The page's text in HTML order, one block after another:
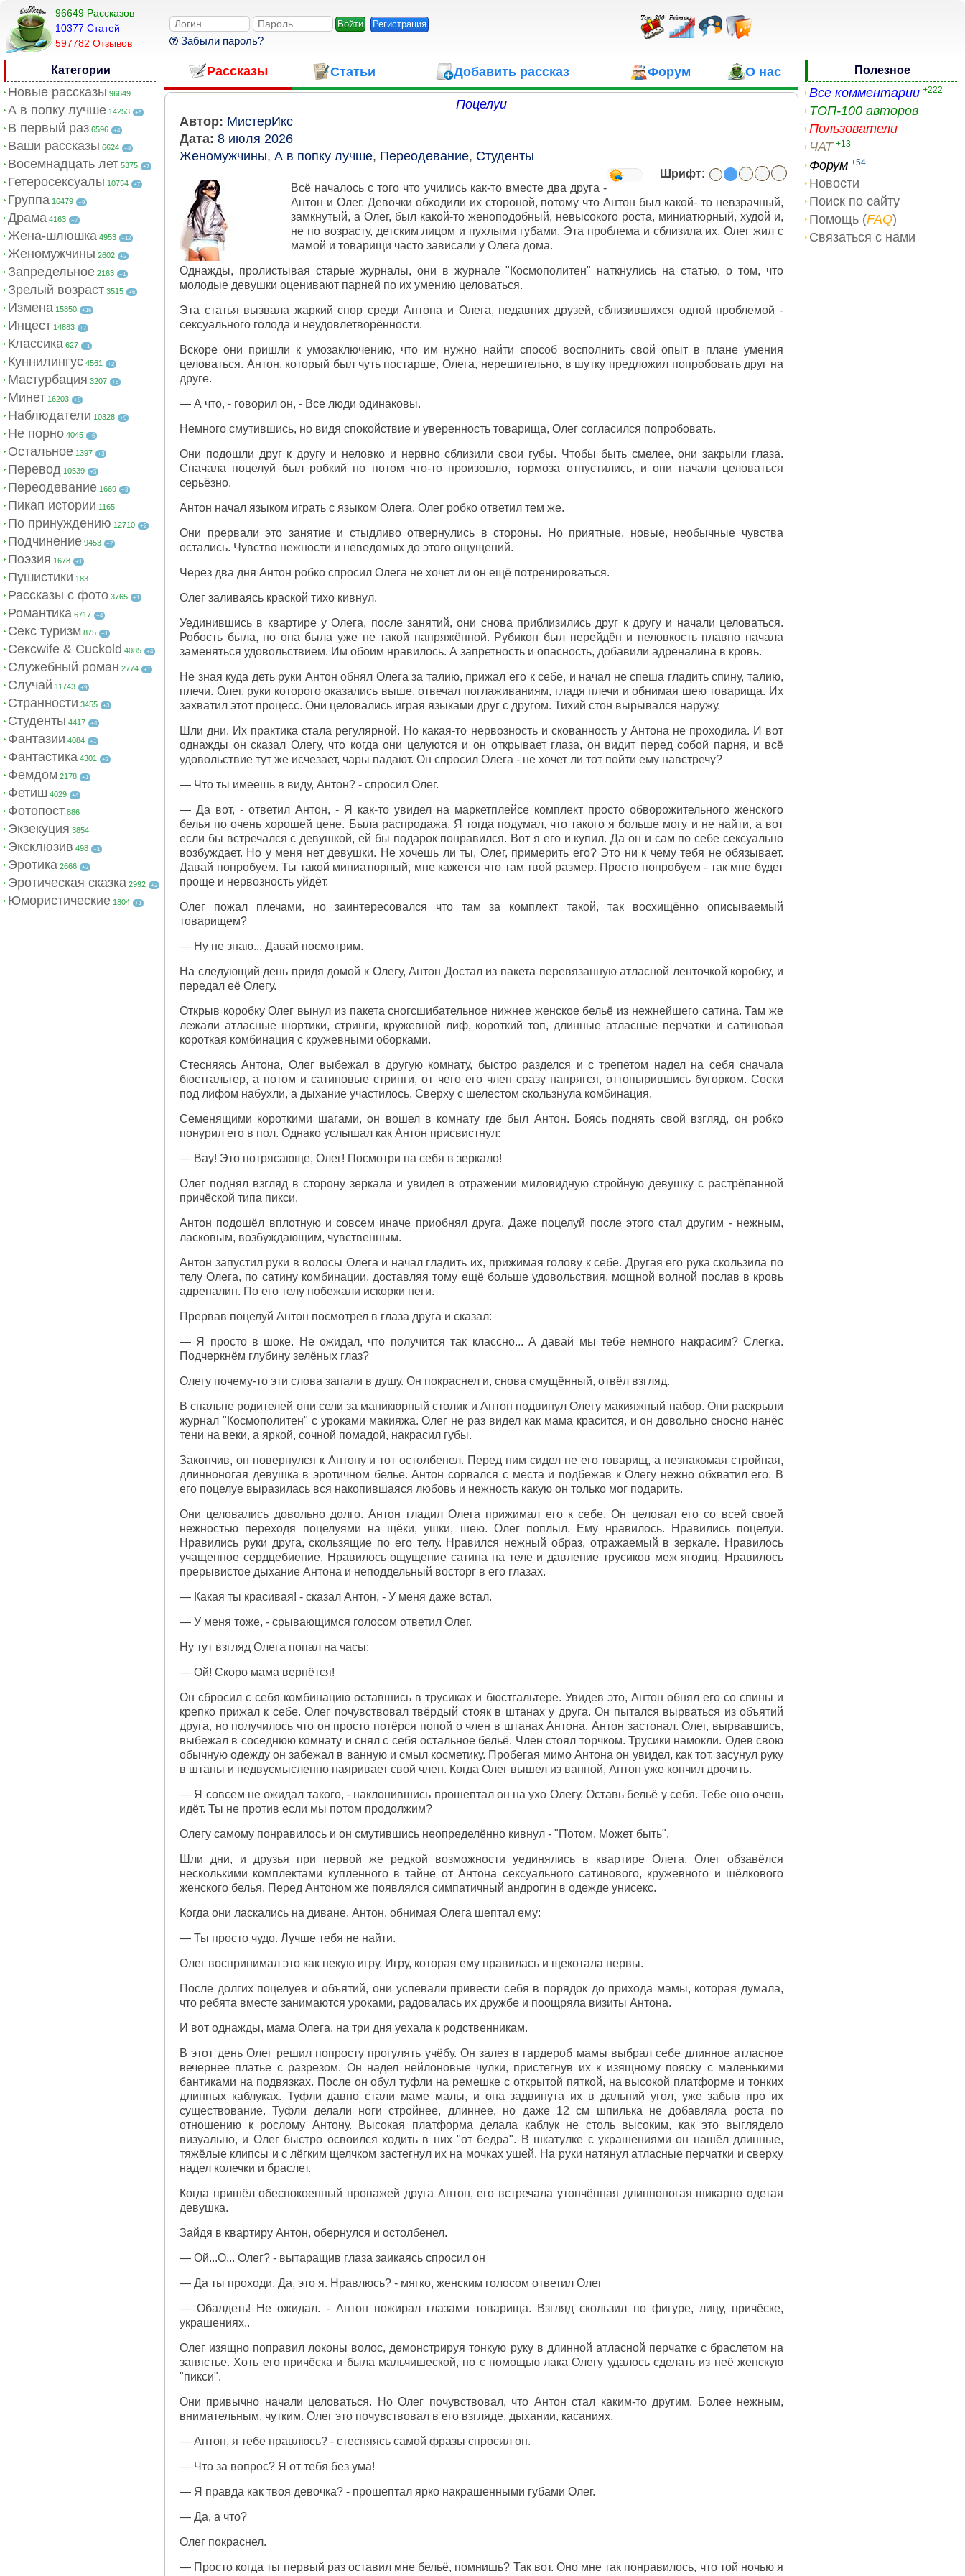
96649 Рассказов
10377 Cтатей
597782 Отзывов
Регистрация
Забыли пароль?
Категории
Новые рассказы 96649
А в попку лучше 14253 +6
В первый раз 6596 +4
Ваши рассказы 6624 +8
Восемнадцать лет 5375 +7
Гетеросексуалы 10754 +7
Группа 16479 +9
Драма 4163 +7
Жена-шлюшка 4953 +12
Женомужчины 2602 +2
Запредельное 2163 +1
Зрелый возраст 3515 +6
Измена 15850 +16
Инцест 14883 +7
Классика 627 +1
Куннилингус 4561 +2
Мастурбация 3207 +5
Минет 16203 +8
Наблюдатели 10328 +9
Не порно 4045 +6
Остальное 1397 +3
Перевод 10539 +5
Переодевание 1669 +3
Пикап истории 1165
По принуждению 12710 +2
Подчинение 9453 +7
Поэзия 1678 +1
Пушистики 183
Рассказы с фото 3765 +1
Романтика 6717 +4
Секс туризм 875 +1
Сексwife & Cuckold 4085 +4
Служебный роман 2774 +1
Случай 11743 +9
Странности 3455 +3
Студенты 4417 +4
Фантазии 4084 +1
Фантастика 4301 +2
Фемдом 2178 +1
Фетиш 4029 +4
Фотопост 886
Экзекуция 3854
Эксклюзив 498 +1
Эротика 2666 +3
Эротическая сказка 2992 +2
Юмористические 1804 +1
Рассказы Статьи Добавить рассказ Форум О нас
Поцелуи
Автор: МистерИкс
Дата: 8 июля 2026
Женомужчины, А в попку лучше, Переодевание, Студенты
Шрифт:
Всё началось с того что учились как-то вместе два друга -
Антон и Олег. Девочки обходили их стороной, потому что Антон был какой- то невзрачный,
замкнутый, а Олег, был какой-то женоподобный, невысокого роста, миниатюрный, худой и,
не по возрасту, детским лицом и пухлыми губами. Эта проблема и сблизила их. Олег жил с
мамой и товарищи часто зависали у Олега дома.
Однажды, пролистывая старые журналы, они в журнале "Космополитен" наткнулись на статью, о том, что
молодые девушки оценивают парней по их умению целоваться.
Эта статья вызвала жаркий спор среди Антона и Олега, недавних друзей, сблизившихся одной проблемой -
сексуального голода и неудовлетворённости.
Вскоре они пришли к умозаключению, что им нужно найти способ восполнить свой опыт в плане умения
целоваться. Антон, который был чуть постарше, Олега, нерешительно, в шутку предложил попробовать друг на
друге.
— А что, - говорил он, - Все люди одинаковы.
Немного смутившись, но видя спокойствие и уверенность товарища, Олег согласился попробовать.
Они подошли друг к другу и неловко и нервно сблизили свои губы. Чтобы быть смелее, они закрыли глаза.
Сначала поцелуй был робкий но потом что-то произошло, тормоза отпустились, и они начали целоваться
серьёзно.
Антон начал языком играть с языком Олега. Олег робко ответил тем же.
Они прервали это занятие и стыдливо отвернулись в стороны. Но приятные, новые, необычные чувства
остались. Чувство нежности и неведомых до этого ощущений.
Через два дня Антон робко спросил Олега не хочет ли он ещё потренироваться.
Олег заливаясь краской тихо кивнул.
Уединившись в квартире у Олега, после занятий, они снова приблизились друг к другу и начали целоваться.
Робость была, но она была уже не такой напряжённой. Рубикон был перейдён и неловкость плавно начала
заменяться удовольствием. Им обоим нравилось. А запретность и опасность, добавили адреналина в кровь.
Не зная куда деть руки Антон обнял Олега за талию, прижал его к себе, и начал не спеша гладить спину, талию,
плечи. Олег, руки которого оказались выше, отвечал поглаживаниям, гладя плечи и обнимая шею товарища. Их
захватил этот процесс. Они целовались играя языками друг с другом. Тихий стон вырывался наружу.
Шли дни. Их практика стала регулярной. Но какая-то нервозность и скованность у Антона не проходила. И вот
однажды он сказал Олегу, что когда они целуются и он открывает глаза, он видит перед собой парня, и всё
удовольствие тут же исчезает, чары падают. Он спросил Олега - не хочет ли тот пойти ему навстречу?
— Что ты имеешь в виду, Антон? - спросил Олег.
— Да вот, - ответил Антон, - Я как-то увидел на маркетплейсе комплект просто обворожительного женского
белья по очень хорошей цене. Была распродажа. Я тогда подумал, что такого я больше могу и не найти, а вот
если бы встречался с девушкой, ей бы подарок понравился. Вот я его и купил. Да он и сам по себе сексуально
возбуждает. Но у меня нет девушки. Не хочешь ли ты, Олег, примерить его? Это ни к чему тебя не обязывает.
Давай попробуем. Ты такой миниатюрный, мне кажется что там твой размер. Просто попробуем - так мне будет
проще и нервозность уйдёт.
Олег пожал плечами, но заинтересовался что там за комплект такой, так восхищённо описываемый
товарищем?
— Ну не знаю... Давай посмотрим.
На следующий день придя домой к Олегу, Антон Достал из пакета перевязанную атласной ленточкой коробку, и
передал её Олегу.
Открыв коробку Олег вынул из пакета сногсшибательное нижнее женское бельё из нежнейшего сатина. Там же
лежали атласные шортики, стринги, кружевной лиф, короткий топ, длинные атласные перчатки и сатиновая
короткая комбинация с кружевными оборками.
Стесняясь Антона, Олег выбежал в другую комнату, быстро разделся и с трепетом надел на себя сначала
бюстгальтер, а потом и сатиновые стринги, от чего его член сразу напрягся, оттопырившись бугорком. Соски
под лифом набухли, а дыхание участилось. Сверху с шелестом скользнула комбинация.
Семенящими короткими шагами, он вошел в комнату где был Антон. Боясь поднять свой взгляд, он робко
понурил его в пол. Однако услышал как Антон присвистнул:
— Вау! Это потрясающе, Олег! Посмотри на себя в зеркало!
Олег поднял взгляд в сторону зеркала и увидел в отражении миловидную стройную девушку с растрёпанной
причёской типа пикси.
Антон подошёл вплотную и совсем иначе приобнял друга. Даже поцелуй после этого стал другим - нежным,
ласковым, возбуждающим, чувственным.
Антон запустил руки в волосы Олега и начал гладить их, прижимая голову к себе. Другая его рука скользила по
телу Олега, по сатину комбинации, доставляя тому ещё больше удовольствия, мощной волной послав в кровь
адреналин. По его телу побежали искорки неги.
Прервав поцелуй Антон посмотрел в глаза друга и сказал:
— Я просто в шоке. Не ожидал, что получится так классно... А давай мы тебе немного накрасим? Слегка.
Подчеркнём глубину зелёных глаз?
Олегу почему-то эти слова запали в душу. Он покраснел и, снова смущённый, отвёл взгляд.
В спальне родителей они сели за маникюрный столик и Антон подвинул Олегу макияжный набор. Они раскрыли
журнал "Космополитен" с уроками макияжа. Олег не раз видел как мама красится, и он довольно сносно нанёс
тени на веки, а яркой, сочной помадой, накрасил губы.
Закончив, он повернулся к Антону и тот остолбенел. Перед ним сидел не его товарищ, а незнакомая стройная,
длинноногая девушка в эротичном белье. Антон сорвался с места и подбежав к Олегу нежно обхватил его. В
его поцелуе выразилась вся накопившаяся любовь и нежность какую он только мог подарить.
Они целовались довольно долго. Антон гладил Олега прижимал его к себе. Он целовал его со всей своей
нежностью переходя поцелуями на щёки, ушки, шею. Олег поплыл. Ему нравилось. Нравились поцелуи.
Нравились руки друга, скользящие по его телу. Нравился нежный образ, отражаемый в зеркале. Нравилось
учащенное сердцебиение. Нравилось ощущение сатина на теле и давление трусиков меж ягодиц. Нравилось
прерывистое дыхание Антона и неподдельный восторг в его глазах.
— Какая ты красивая! - сказал Антон, - У меня даже встал.
— У меня тоже, - срывающимся голосом ответил Олег.
Ну тут взгляд Олега попал на часы:
— Ой! Скоро мама вернётся!
Он сбросил с себя комбинацию оставшись в трусиках и бюстгальтере. Увидев это, Антон обнял его со спины и
крепко прижал к себе. Олег почувствовал твёрдый стояк в штанах у друга. Он пытался вырваться из объятий
друга, но получилось что он просто потёрся попой о член в штанах Антона. Антон застонал. Олег, вырвавшись,
выбежал в соседнюю комнату и снял с себя остальное бельё. Член стоял торчком. Трусики намокли. Одев свою
обычную одежду он забежал в ванную и смыл косметику. Пробегая мимо Антона он увидел, как тот, засунул руку
в штаны и недвусмысленно наяривает свой член. Когда Олег вышел из ванной, Антон уже кончил дрочить.
— Я совсем не ожидал такого, - наклонившись прошептал он на ухо Олегу. Оставь бельё у себя. Тебе оно очень
идёт. Ты не против если мы потом продолжим?
Олегу самому понравилось и он смутившись неопределённо кивнул - "Потом. Может быть".
Шли дни, и друзья при первой же редкой возможности уединялись в квартире Олега. Олег обзавёлся
несколькими комплектами купленного в тайне от Антона сексуального сатинового, кружевного и шёлкового
женского белья. Перед Антоном же появлялся симпатичный андрогин в одежде унисекс.
Когда они ласкались на диване, Антон, обнимая Олега шептал ему:
— Ты просто чудо. Лучше тебя не найти.
Олег воспринимал это как некую игру. Игру, которая ему нравилась и щекотала нервы.
После долгих поцелуев и объятий, они успевали привести себя в порядок до прихода мамы, которая думала,
что ребята вместе занимаются уроками, радовалась их дружбе и поощряла визиты Антона.
И вот однажды, мама Олега, на три дня уехала к родственникам.
В этот день Олег решил попросту прогулять учёбу. Он залез в гардероб мамы выбрал себе длинное атласное
вечернее платье с разрезом. Он надел нейлоновые чулки, пристегнув их к изящному пояску с маленькими
бантиками на подвязках. После он обул туфли на ремешке с открытой пяткой, на высокой платформе и тонких
длинных каблуках. Туфли давно стали маме малы, и она задвинута их в дальний угол, уже забыв про их
существование. Туфли делали ноги стройнее, длиннее, но даже 12 см шпилька не добавляла роста по
отношению к рослому Антону. Высокая платформа делала каблук не столь высоким, как это выглядело
визуально, и Олег быстро освоился ходить в них "от бедра". В шкатулке с украшениями он нашёл длинные,
тяжёлые клипсы и с лёгким щелчком застегнул их на мочках ушей. На руки натянул атласные перчатки и сверху
надел колечки и браслет.
Когда пришёл обеспокоенный пропажей друга Антон, его встречала утончённая длинноногая шикарно одетая
девушка.
Зайдя в квартиру Антон, обернулся и остолбенел.
— Ой...О... Олег? - вытаращив глаза заикаясь спросил он
— Да ты проходи. Да, это я. Нравлюсь? - мягко, женским голосом ответил Олег
— Обалдеть! Не ожидал. - Антон пожирал глазами товарища. Взгляд скользил по фигуре, лицу, причёске,
украшениях..
Олег изящно поправил локоны волос, демонстрируя тонкую руку в длинной атласной перчатке с браслетом на
запястье. Хоть его причёска и была мальчишеской, но с помощью лака Олегу удалось сделать из неё женскую
"пикси".
Они привычно начали целоваться. Но Олег почувствовал, что Антон стал каким-то другим. Более нежным,
внимательным, чутким. Олег это почувствовал в его взгляде, дыхании, касаниях.
— Антон, я тебе нравлюсь? - стесняясь самой фразы спросил он.
— Что за вопрос? Я от тебя без ума!
— Я правда как твоя девочка? - прошептал ярко накрашенными губами Олег.
— Да, а что?
Олег покраснел.
— Просто когда ты первый раз оставил мне бельё, помнишь? Так вот. Оно мне так понравилось, что той ночью я
Полезное
Все комментарии +222
ТОП-100 авторов
Пользователи
ЧАТ +13
Форум +54
Новости
Поиск по сайту
Помощь (FAQ)
Связаться с нами